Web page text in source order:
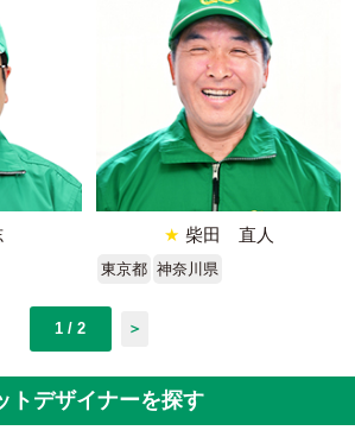
★ 柴田 直人
東京都 神奈川県
1 / 2 ＞
トデザイナーを探す